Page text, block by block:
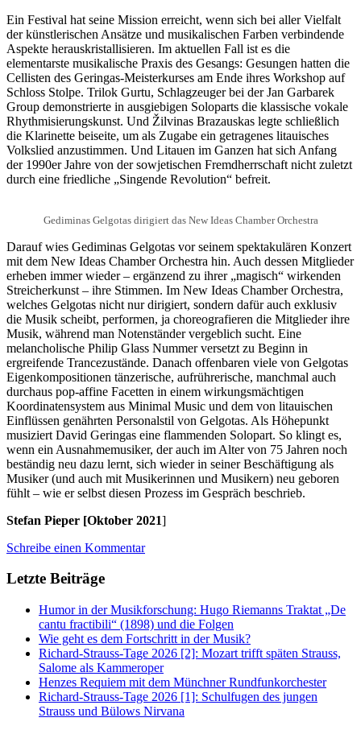
Ein Festival hat seine Mission erreicht, wenn sich bei aller Vielfalt
der künstlerischen Ansätze und musikalischen Farben verbindende
Aspekte herauskristallisieren. Im aktuellen Fall ist es die
elementarste musikalische Praxis des Gesangs: Gesungen hatten die
Cellisten des Geringas-Meisterkurses am Ende ihres Workshop auf
Schloss Stolpe. Trilok Gurtu, Schlagzeuger bei der Jan Garbarek
Group demonstrierte in ausgiebigen Soloparts die klassische vokale
Rhythmisierungskunst. Und Žilvinas Brazauskas legte schließlich
die Klarinette beiseite, um als Zugabe ein getragenes litauisches
Volkslied anzustimmen. Und Litauen im Ganzen hat sich Anfang
der 1990er Jahre von der sowjetischen Fremdherrschaft nicht zuletzt
durch eine friedliche „Singende Revolution“ befreit.
Gediminas Gelgotas dirigiert das New Ideas Chamber Orchestra
Darauf wies Gediminas Gelgotas vor seinem spektakulären Konzert
mit dem New Ideas Chamber Orchestra hin. Auch dessen Mitglieder
erheben immer wieder – ergänzend zu ihrer „magisch“ wirkenden
Streicherkunst – ihre Stimmen. Im New Ideas Chamber Orchestra,
welches Gelgotas nicht nur dirigiert, sondern dafür auch exklusiv
die Musik scheibt, performen, ja choreografieren die Mitglieder ihre
Musik, während man Notenständer vergeblich sucht. Eine
melancholische Philip Glass Nummer versetzt zu Beginn in
ergreifende Trancezustände. Danach offenbaren viele von Gelgotas
Eigenkompositionen tänzerische, aufrührerische, manchmal auch
durchaus pop-affine Facetten in einem wirkungsmächtigen
Koordinatensystem aus Minimal Music und dem von litauischen
Einflüssen genährten Personalstil von Gelgotas. Als Höhepunkt
musiziert David Geringas eine flammenden Solopart. So klingt es,
wenn ein Ausnahmemusiker, der auch im Alter von 75 Jahren noch
beständig neu dazu lernt, sich wieder in seiner Beschäftigung als
Musiker (und auch mit Musikerinnen und Musikern) neu geboren
fühlt – wie er selbst diesen Prozess im Gespräch beschrieb.
Stefan Pieper [Oktober 2021]
Schreibe einen Kommentar
Letzte Beiträge
Humor in der Musikforschung: Hugo Riemanns Traktat „De
cantu fractibili“ (1898) und die Folgen
Wie geht es dem Fortschritt in der Musik?
Richard-Strauss-Tage 2026 [2]: Mozart trifft späten Strauss,
Salome als Kammeroper
Henzes Requiem mit dem Münchner Rundfunkorchester
Richard-Strauss-Tage 2026 [1]: Schulfugen des jungen
Strauss und Bülows Nirvana